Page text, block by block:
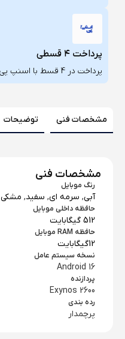
پرداخت ۴ قسطی
پرداخت در 4 قسط با اسنپ پی
مشخصات فنی توضیحات
مشخصات فنی
رنگ موبایل
آبی, سرمه ای, سفید, مشکی
حافظه داخلی موبایل
512 گیگابایت
حافظه RAM موبایل
12گیگابایت
نسخه سیستم عامل
Android 16
پردازنده
Exynos 2600
رده بندی
پرچمدار